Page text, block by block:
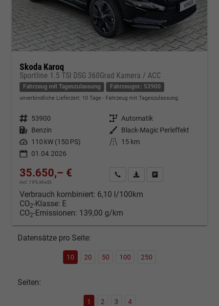
Skoda Karoq
Sportline 1.5 TSI DSG 360Grad Kamera / ACC
Fahrzeug mit Tageszulassung Fahrzeugnr.: 53900
unverbindliche Lieferzeit: 10 Tage Fahrzeug mit Tageszulassung
Fahrzeugnr. 53900 Getriebe Automatik
Kraftstoff Benzin Außenfarbe Black-Magic Perleffekt
Leistung 110 kW (150 PS) Kilometerstand
15 km
01.04.2026
35.650,– €
incl. 19% MwSt.
Kontakt & Angebot anfordern
PDF-Datei, Fahrzeugexposé
Verbrauch kombiniert: 6,10 l/100km
CO2-Klasse: E
CO2-Emissionen: 139,00 g/km
Datensätze pro Seite:
10 20 50 100 250
Seiten:
1 2 3 4